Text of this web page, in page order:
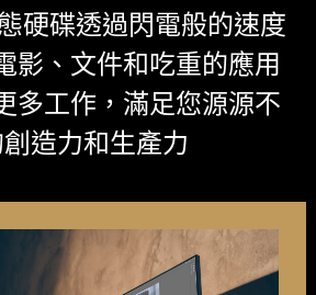
硬碟透過閃電般的速度
影、文件和吃重的應用
多工作，滿足您源源不
造力和生產力